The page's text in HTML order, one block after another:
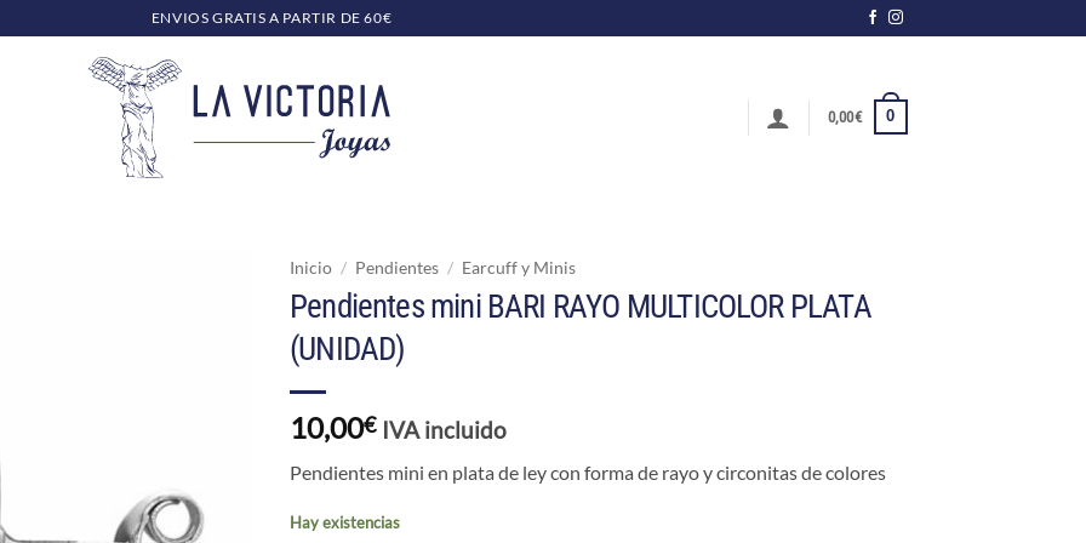
ENVIOS GRATIS A PARTIR DE 60€
0,00€ 0
Inicio / Pendientes / Earcuff y Minis
Pendientes mini BARI RAYO MULTICOLOR PLATA
(UNIDAD)
10,00€ IVA incluido
Pendientes mini en plata de ley con forma de rayo y circonitas de colores
Hay existencias